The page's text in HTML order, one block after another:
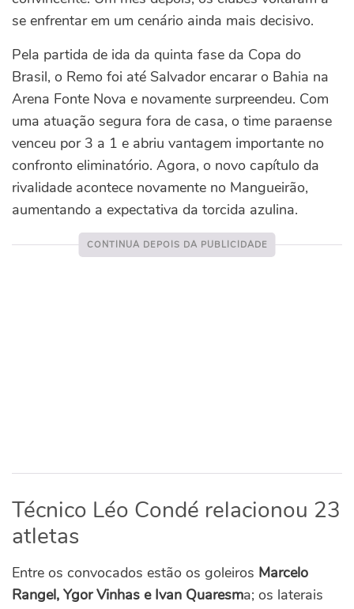
se enfrentar em um cenário ainda mais decisivo.
Pela partida de ida da quinta fase da Copa do
Brasil, o Remo foi até Salvador encarar o Bahia na
Arena Fonte Nova e novamente surpreendeu. Com
uma atuação segura fora de casa, o time paraense
venceu por 3 a 1 e abriu vantagem importante no
confronto eliminatório. Agora, o novo capítulo da
rivalidade acontece novamente no Mangueirão,
aumentando a expectativa da torcida azulina.
Técnico Léo Condé relacionou 23
atletas
Entre os convocados estão os goleiros Marcelo
Rangel, Ygor Vinhas e Ivan Quaresma; os laterais